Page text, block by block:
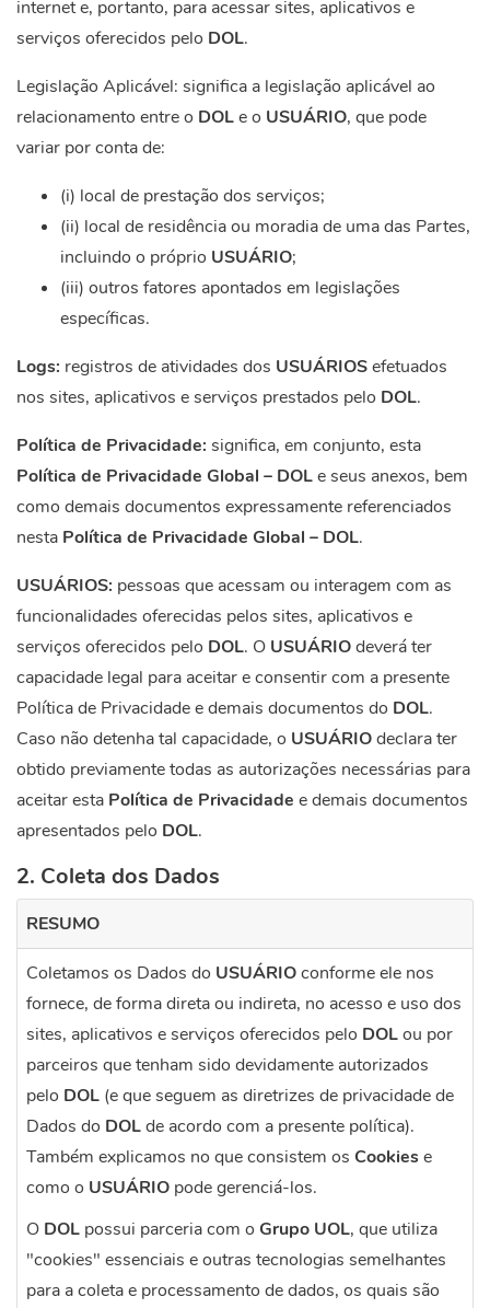
internet e, portanto, para acessar sites, aplicativos e
serviços oferecidos pelo DOL.
Legislação Aplicável: significa a legislação aplicável ao
relacionamento entre o DOLe o USUÁRIO, que pode
variar por conta de:
(i) local de prestação dos serviços;
(ii) local de residência ou moradia de uma das Partes,
incluindo o próprio USUÁRIO;
(iii) outros fatores apontados em legislações
específicas.
Logs: registros de atividades dos USUÁRIOSefetuados
nos sites, aplicativos e serviços prestados pelo DOL.
Política de Privacidade: significa, em conjunto, esta
Política de Privacidade Global – DOLe seus anexos, bem
como demais documentos expressamente referenciados
nesta Política de Privacidade Global – DOL.
USUÁRIOS: pessoas que acessam ou interagem com as
funcionalidades oferecidas pelos sites, aplicativos e
serviços oferecidos pelo DOL. O USUÁRIOdeverá ter
capacidade legal para aceitar e consentir com a presente
Política de Privacidade e demais documentos do DOL.
Caso não detenha tal capacidade, o USUÁRIOdeclara ter
obtido previamente todas as autorizações necessárias para
aceitar esta Política de Privacidade e demais documentos
apresentados pelo DOL.
2. Coleta dos Dados
RESUMO
Coletamos os Dados do USUÁRIOconforme ele nos
fornece, de forma direta ou indireta, no acesso e uso dos
sites, aplicativos e serviços oferecidos pelo DOLou por
parceiros que tenham sido devidamente autorizados
pelo DOL (e que seguem as diretrizes de privacidade de
Dados do DOLde acordo com a presente política).
Também explicamos no que consistem os Cookiese
como o USUÁRIO pode gerenciá-los.
O DOL possui parceria com o Grupo UOL, que utiliza
"cookies" essenciais e outras tecnologias semelhantes
para a coleta e processamento de dados, os quais são